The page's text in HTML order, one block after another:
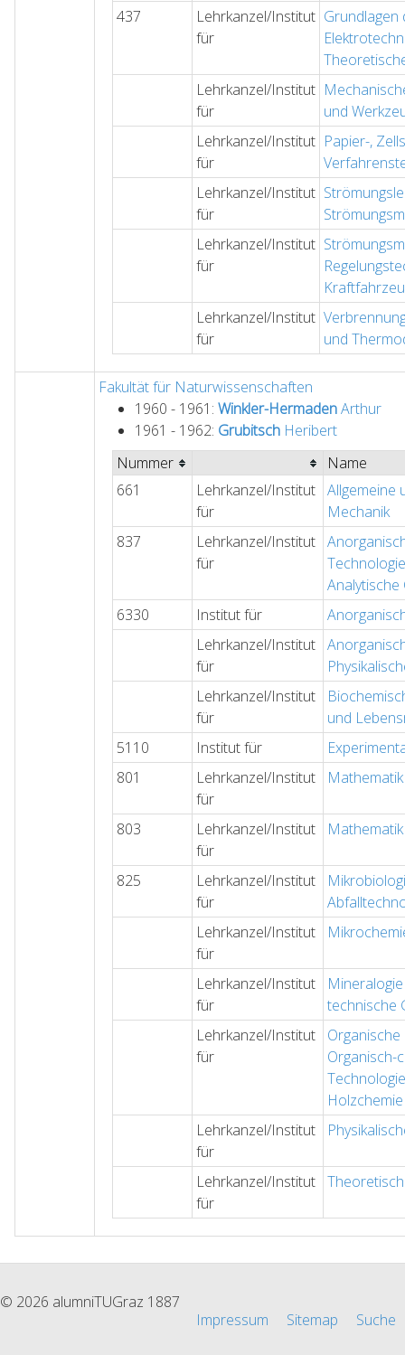
437
Lehrkanzel/Institut
für
Grundlagen
Lehrkanzel/Institut
für
und
Lehrkanzel/Institut
für
Papier-,
Lehrkanzel/Institut
für
Lehrkanzel/Institut
für
Lehrkanzel/Institut
für
und
Fakultät für Naturwissenschaften
1960 - 1961: Winkler-HermadenArthur
1961 - 1962: Grubitsch Heribert
Nummer
Name
661
Lehrkanzel/Institut
für
Allgemeine
Mechanik
837
Lehrkanzel/Institut
für
Analytische
6330
Institut für
Lehrkanzel/Institut
für
Lehrkanzel/Institut
für
und
5110
Institut für
801
Lehrkanzel/Institut
für
803
Lehrkanzel/Institut
für
825
Lehrkanzel/Institut
für
Lehrkanzel/Institut
für
Lehrkanzel/Institut
für
technische
Lehrkanzel/Institut
für
Organische
Organisch-
Holzchemie
Lehrkanzel/Institut
für
Lehrkanzel/Institut
für
© 2026 alumniTUGraz 1887
Impressum
Sitemap Suche